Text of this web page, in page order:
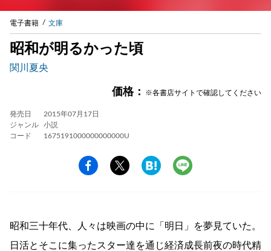
電子書籍 文庫
昭和が明るかった頃
関川夏央
価格： ※各書店サイトで確認してください
発売日
2015年07月17日
ジャンル
小説
コード
1675191000000000000U
昭和三十年代、人々は映画の中に「明日」を夢見ていた。
日活とそこに集ったスター達を通じ経済成長前夜の時代精